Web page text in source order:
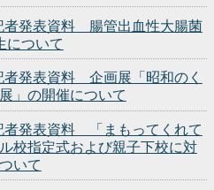
発表資料 腸管出血性大腸菌
について
発表資料 企画展「昭和のく
」の開催について
発表資料 「まもってくれて
校指定式および親子下校に対
いて